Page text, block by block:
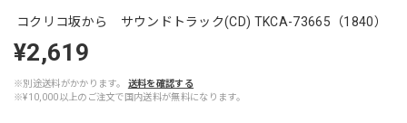
コクリコ坂から サウンドトラック(CD) TKCA-73665（1840）
¥2,619
※別途送料がかかります。
送料を確認する
※¥10,000以上のご注文で国内送料が無料になります。